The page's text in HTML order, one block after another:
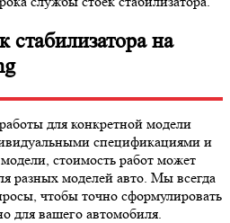
стабилизатора на
для конкретной модели
спецификациями и
стоимость работ может
разных моделей авто. Мы всегда
чтобы точно сформулировать
для вашего автомобиля.